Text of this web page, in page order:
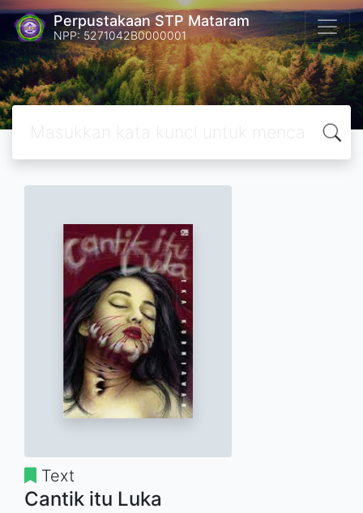
Perpustakaan STP Mataram
NPP: 5271042B0000001
Text
Cantik itu Luka